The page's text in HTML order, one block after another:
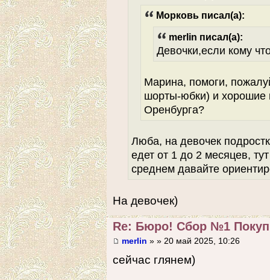
Морковь писал(а):
merlin писал(а):
Девочки,если кому
Марина, помоги,
шорты-юбки) и хорошие
Оренбурга?
Люба, на девочек
едет от 1 до 2 месяцев,
среднем давайте
На девочек)
Re: Бюро! Сбор №1
merlin » » 20 май 2025, 10:26
сейчас глянем)